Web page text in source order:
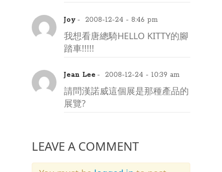
Joy - 2008-12-24 - 8:46 pm
我想看唐總騎HELLO KITTY的腳
踏車!!!!!
Jean Lee - 2008-12-24 - 10:39 am
請問漢諾威這個展是那種產品的
展覽?
LEAVE A COMMENT